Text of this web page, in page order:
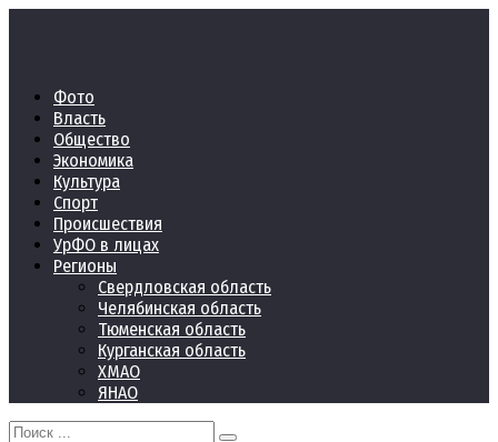
Фото
Власть
Общество
Экономика
Культура
Спорт
Происшествия
УрФО в лицах
Регионы
Свердловская область
Челябинская область
Тюменская область
Курганская область
ХМАО
ЯНАО
Search